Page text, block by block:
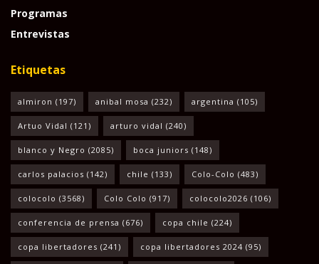
Programas
Entrevistas
Etiquetas
almiron (197) anibal mosa (232) argentina (105)
Artuo Vidal (121) arturo vidal (240)
blanco y Negro (2085) boca juniors (148)
carlos palacios (142) chile (133) Colo-Colo (483)
colocolo (3568) Colo Colo (917) colocolo2026 (106)
conferencia de prensa (676) copa chile (224)
copa libertadores (241) copa libertadores 2024 (95)